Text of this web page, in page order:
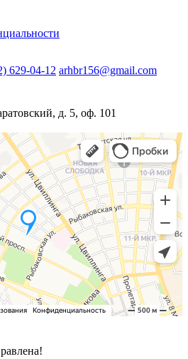
629-04-12 arhbr156@gmail.com
д. 5, оф. 101